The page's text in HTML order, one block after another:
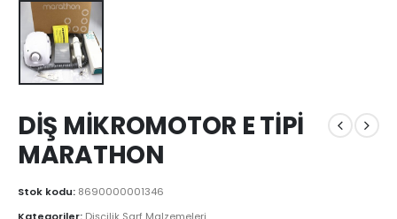
DİŞ MİKROMOTOR E TİPİ
MARATHON
Stok kodu: 8690000001346
Kategoriler: Dişçilik Sarf Malzemeleri